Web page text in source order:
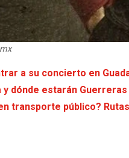
a su concierto en
dónde estarán Guerreras
transporte público?